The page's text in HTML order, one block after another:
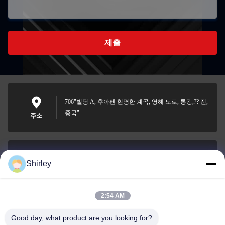
제출
주소
706"빌딩 A, 후아펜 현명한 계곡, 영헤 도로, 롱강,?? 진,
중국"
0086-18148506772
Shirley
2:54 AM
Good day, what product are you looking for?